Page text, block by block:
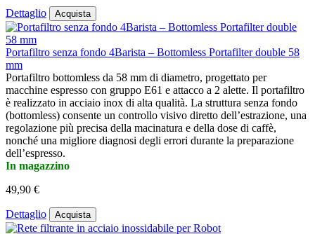
Dettaglio Acquista
Portafiltro senza fondo 4Barista – Bottomless Portafilter double 58
mm
Portafiltro bottomless da 58 mm di diametro, progettato per
macchine espresso con gruppo E61 e attacco a 2 alette. Il portafiltro
è realizzato in acciaio inox di alta qualità. La struttura senza fondo
(bottomless) consente un controllo visivo diretto dell’estrazione, una
regolazione più precisa della macinatura e della dose di caffè,
nonché una migliore diagnosi degli errori durante la preparazione
dell’espresso.
In magazzino
49,90 €
Dettaglio Acquista